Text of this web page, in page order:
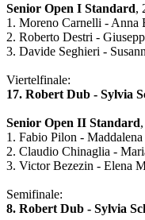
Senior Open I Standard,
1. Moreno Carnelli - Anna
2. Roberto Destri -
3. Davide Seghieri -
Viertelfinale:
17. Robert Dub - Sylvia
Senior Open II Standard
1. Fabio Pilon -
2. Claudio Chinaglia -
3. Victor Bezezin - Elena
Semifinale:
8. Robert Dub - Sylvia